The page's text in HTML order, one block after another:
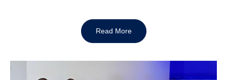
Read More